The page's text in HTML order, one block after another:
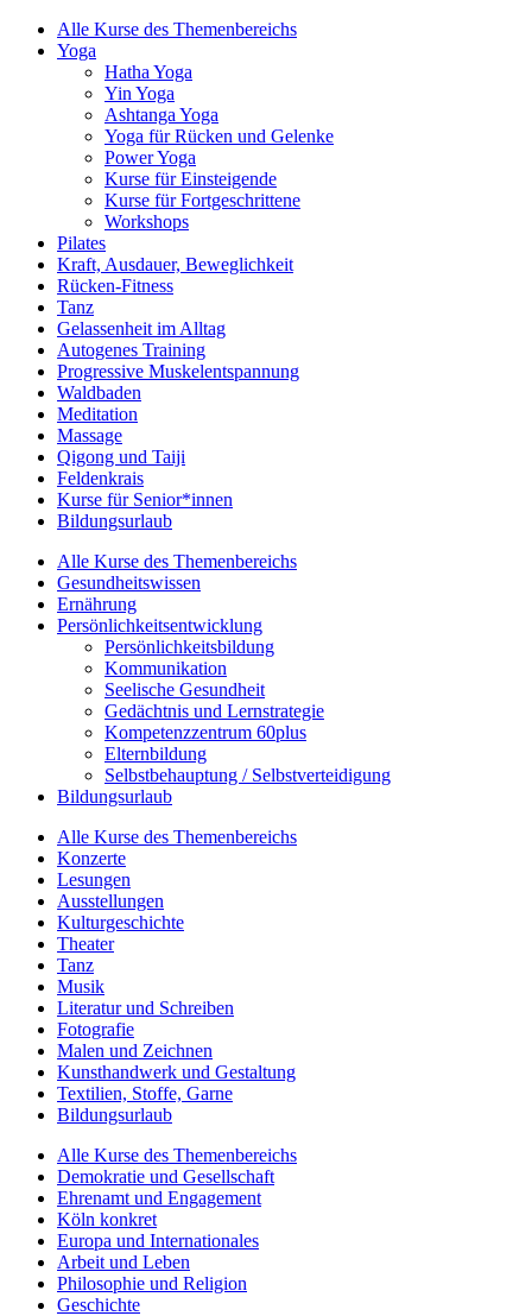
Alle Kurse des Themenbereichs
Yoga
Hatha Yoga
Yin Yoga
Ashtanga Yoga
Yoga für Rücken und Gelenke
Power Yoga
Kurse für Einsteigende
Kurse für Fortgeschrittene
Workshops
Pilates
Kraft, Ausdauer, Beweglichkeit
Rücken-Fitness
Tanz
Gelassenheit im Alltag
Autogenes Training
Progressive Muskelentspannung
Waldbaden
Meditation
Massage
Qigong und Taiji
Feldenkrais
Kurse für Senior*innen
Bildungsurlaub
Alle Kurse des Themenbereichs
Gesundheitswissen
Ernährung
Persönlichkeitsentwicklung
Persönlichkeitsbildung
Kommunikation
Seelische Gesundheit
Gedächtnis und Lernstrategie
Kompetenzzentrum 60plus
Elternbildung
Selbstbehauptung / Selbstverteidigung
Bildungsurlaub
Alle Kurse des Themenbereichs
Konzerte
Lesungen
Ausstellungen
Kulturgeschichte
Theater
Tanz
Musik
Literatur und Schreiben
Fotografie
Malen und Zeichnen
Kunsthandwerk und Gestaltung
Textilien, Stoffe, Garne
Bildungsurlaub
Alle Kurse des Themenbereichs
Demokratie und Gesellschaft
Ehrenamt und Engagement
Köln konkret
Europa und Internationales
Arbeit und Leben
Philosophie und Religion
Geschichte